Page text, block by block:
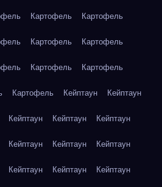
Картофель Картофель
Картофель Картофель
Картофель Картофель
Картофель Кейптаун Кейптаун
Кейптаун Кейптаун Кейптаун
Кейптаун Кейптаун Кейптаун
Кейптаун Кейптаун Кейптаун